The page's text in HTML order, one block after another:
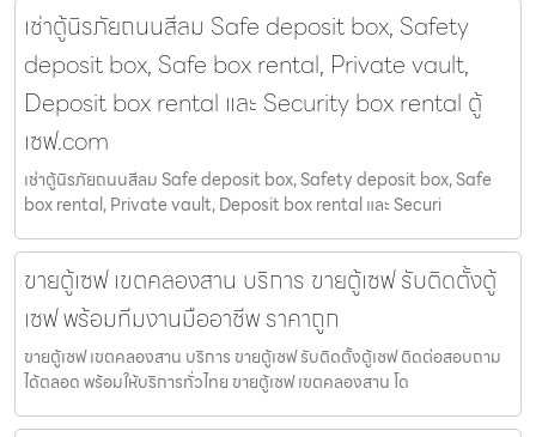
เช่าตู้นิรภัยถนนสีลม Safe deposit box, Safety
deposit box, Safe box rental, Private vault,
Deposit box rental และ Security box rental ตู้
เซฟ.com
เช่าตู้นิรภัยถนนสีลม Safe deposit box, Safety deposit box, Safe
box rental, Private vault, Deposit box rental และ Securi
ขายตู้เซฟ เขตคลองสาน บริการ ขายตู้เซฟ รับติดตั้งตู้
เซฟ พร้อมทีมงานมืออาชีพ ราคาถูก
ขายตู้เซฟ เขตคลองสาน บริการ ขายตู้เซฟ รับติดตั้งตู้เซฟ ติดต่อสอบถาม
ได้ตลอด พร้อมให้บริการทั่วไทย ขายตู้เซฟ เขตคลองสาน โด